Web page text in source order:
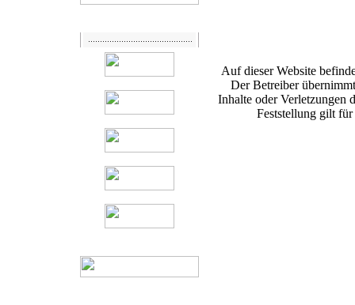
Auf dieser Website
Der Betreiber
Inhalte oder Verletzungen
Feststellung gilt für